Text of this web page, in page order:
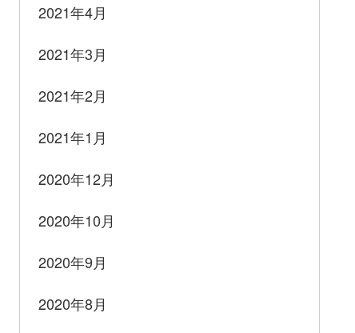
2021年4月
2021年3月
2021年2月
2021年1月
2020年12月
2020年10月
2020年9月
2020年8月